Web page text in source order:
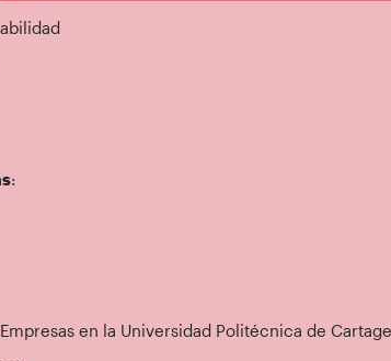
:
en la Universidad Politécnica de